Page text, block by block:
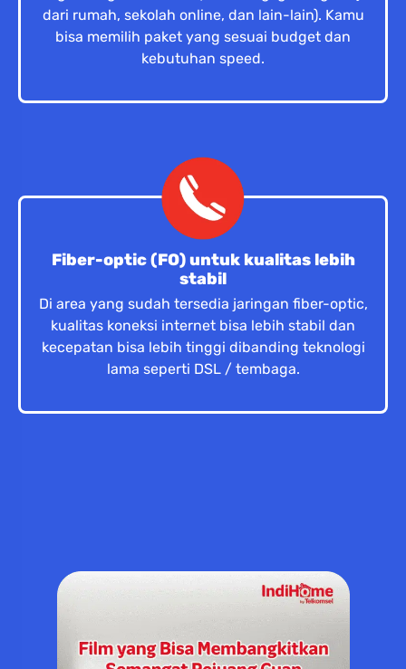
dari rumah, sekolah online, dan lain-lain). Kamu
bisa memilih paket yang sesuai budget dan
kebutuhan speed.
Fiber-optic (FO) untuk kualitas lebih
stabil
Di area yang sudah tersedia jaringan fiber-optic,
kualitas koneksi internet bisa lebih stabil dan
kecepatan bisa lebih tinggi dibanding teknologi
lama seperti DSL / tembaga.